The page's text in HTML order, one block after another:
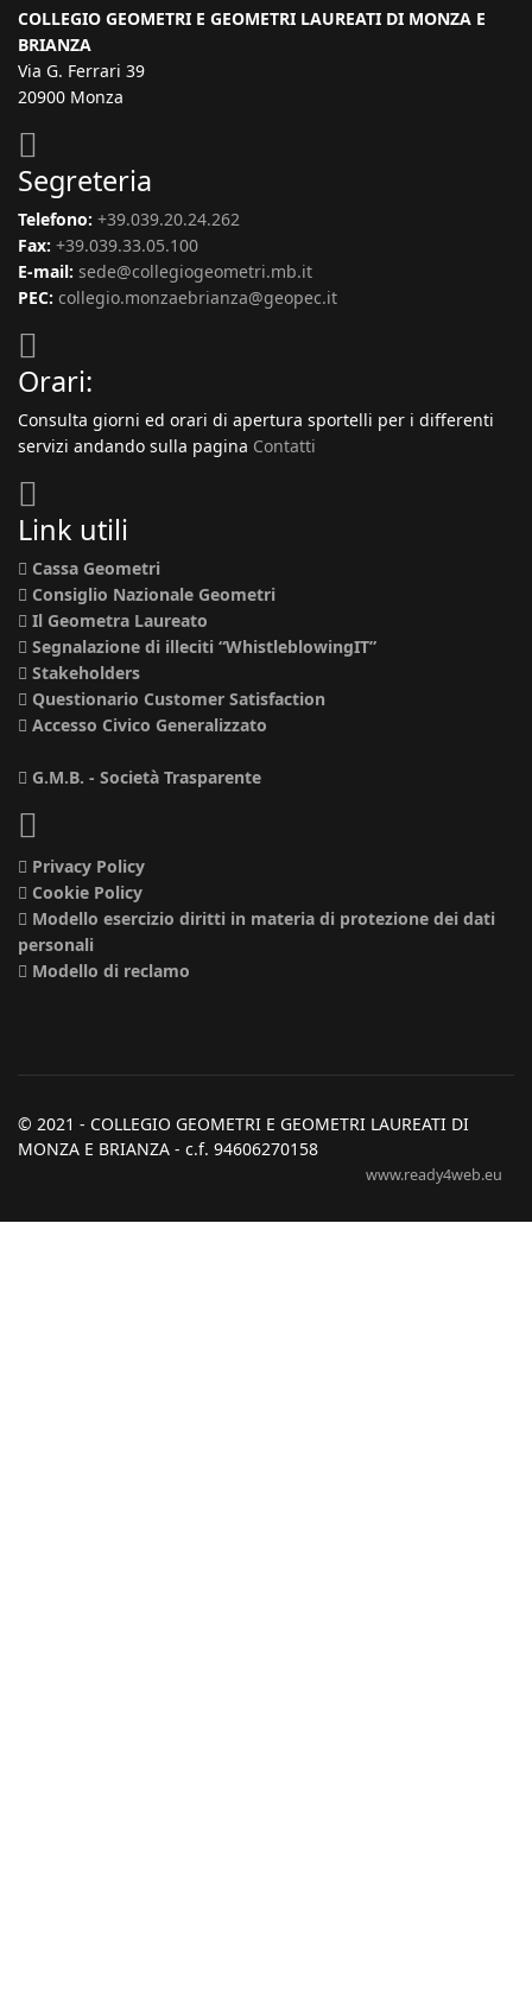
COLLEGIO GEOMETRI E GEOMETRI LAUREATI DI MONZA E
BRIANZA
Via G. Ferrari 39
20900 Monza
Segreteria
Telefono: +39.039.20.24.262
Fax: +39.039.33.05.100
E-mail: sede@collegiogeometri.mb.it
PEC: collegio.monzaebrianza@geopec.it
Orari:
Consulta giorni ed orari di apertura sportelli per i differenti
servizi andando sulla pagina Contatti
Link utili
Cassa Geometri
Consiglio Nazionale Geometri
Il Geometra Laureato
Segnalazione di illeciti “WhistleblowingIT”
Stakeholders
Questionario Customer Satisfaction
Accesso Civico Generalizzato
G.M.B. - Società Trasparente
Privacy Policy
Cookie Policy
Modello esercizio diritti in materia di protezione dei dati
personali
Modello di reclamo
© 2021 - COLLEGIO GEOMETRI E GEOMETRI LAUREATI DI
MONZA E BRIANZA - c.f. 94606270158
www.ready4web.eu